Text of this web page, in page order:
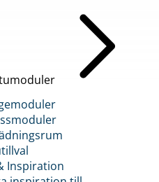
Inspiration